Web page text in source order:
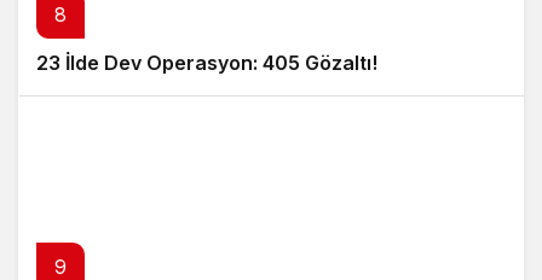
8
23 İlde Dev Operasyon: 405 Gözaltı!
9